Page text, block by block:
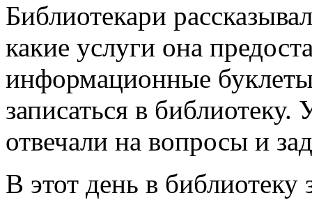
Библиотекари
какие услуги она
информационные
записаться в
отвечали на вопросы и
В этот день в библиотеку